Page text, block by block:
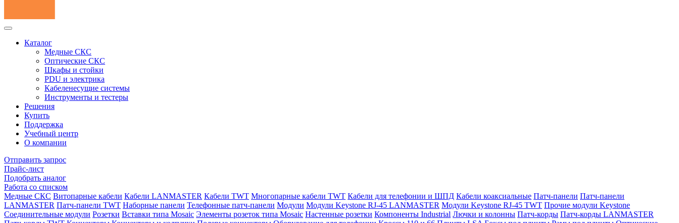
Каталог
Медные СКС
Оптические СКС
Шкафы и стойки
PDU и электрика
Кабеленесущие системы
Инструменты и тестеры
Решения
Купить
Поддержка
Учебный центр
О компании
Отправить запрос
Прайс-лист
Подобрать аналог
Работа со списком
Медные СКС Витопарные кабели Кабели LANMASTER Кабели TWT Многопарные кабели TWT Кабели для телефонии и ШПД Кабели коаксиальные Патч-панели Патч-панели
LANMASTER Патч-панели TWT Наборные панели Телефонные патч-панели Модули Модули Keystone RJ-45 LANMASTER Модули Keystone RJ-45 TWT Прочие модули Keystone
Соединительные модули Розетки Вставки типа Mosaic Элементы розеток типа Mosaic Настенные розетки Компоненты Industrial Лючки и колонны Патч-корды Патч-корды LANMASTER